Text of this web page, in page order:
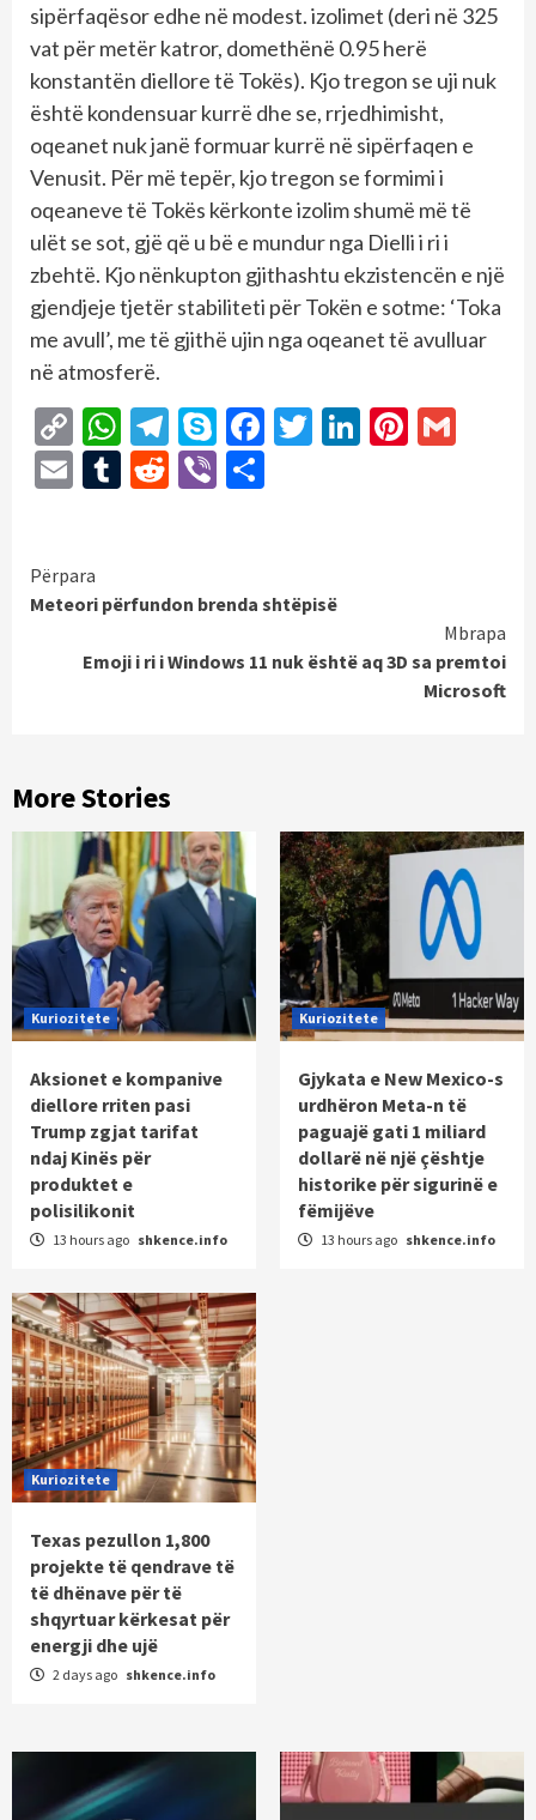
sipërfaqësor edhe në modest. izolimet (deri në 325
vat për metër katror, ​​domethënë 0.95 herë
konstantën diellore të Tokës). Kjo tregon se uji nuk
është kondensuar kurrë dhe se, rrjedhimisht,
oqeanet nuk janë formuar kurrë në sipërfaqen e
Venusit. Për më tepër, kjo tregon se formimi i
oqeaneve të Tokës kërkonte izolim shumë më të
ulët se sot, gjë që u bë e mundur nga Dielli i ri i
zbehtë. Kjo nënkupton gjithashtu ekzistencën e një
gjendjeje tjetër stabiliteti për Tokën e sotme: ‘Toka
me avull’, me të gjithë ujin nga oqeanet të avulluar
në atmosferë.
Copy
Link
WhatsApp
Telegram
SkypeFacebook
Twitter
LinkedIn
EmailTumblr
Reddit
Viber
Continue
Reading
Përpara
Meteori përfundon brenda shtëpisë
Mbrapa
Emoji i ri i Windows 11 nuk është aq 3D sa premtoi
Microsoft
More Stories
Kuriozitete
Aksionet e kompanive
diellore rriten pasi
Trump zgjat tarifat
ndaj Kinës për
produktet e
polisilikonit
13 hours ago shkence.info
Kuriozitete
Gjykata e New Mexico-s
urdhëron Meta-n të
paguajë gati 1 miliard
dollarë në një çështje
historike për sigurinë e
fëmijëve
13 hours ago shkence.info
Kuriozitete
Texas pezullon 1,800
projekte të qendrave të
të dhënave për të
shqyrtuar kërkesat për
energji dhe ujë
2 days ago shkence.info